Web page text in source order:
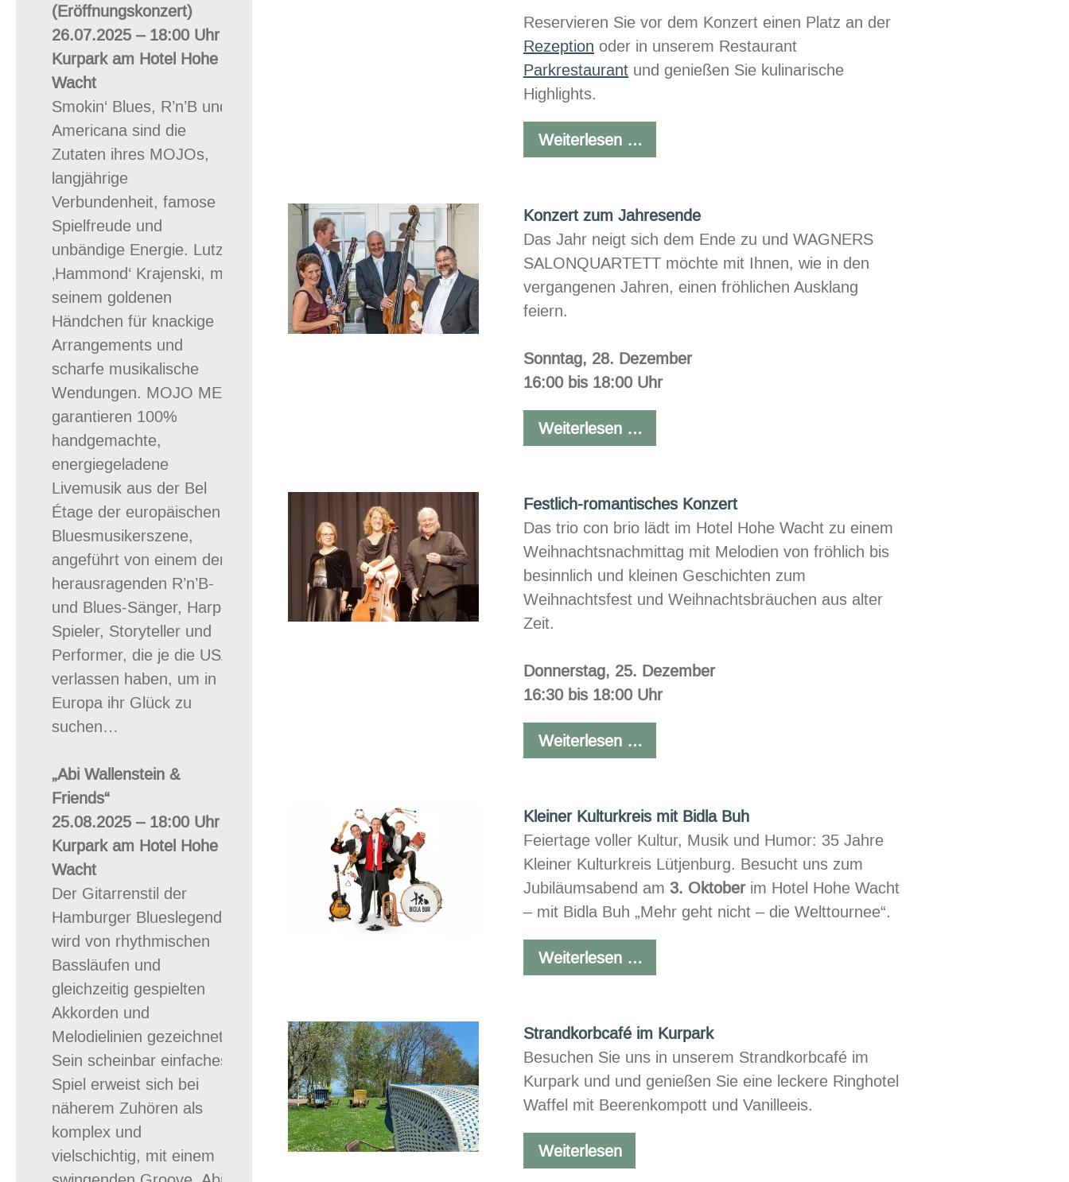
(Eröffnungskonzert)
26.07.2025 – 18:00 Uhr –
Kurpark am Hotel Hohe
Wacht
Smokin‘ Blues, R’n’B und
Americana sind die
Zutaten ihres MOJOs,
langjährige
Verbundenheit, famose
Spielfreude und
unbändige Energie. Lutz
‚Hammond‘ Krajenski, mit
seinem goldenen
Händchen für knackige
Arrangements und
scharfe musikalische
Wendungen. MOJO MEN
garantieren 100%
handgemachte,
energiegeladene
Livemusik aus der Bel
Étage der europäischen
Bluesmusikerszene,
angeführt von einem der
herausragenden R’n’B-
und Blues-Sänger, Harp-
Spieler, Storyteller und
Performer, die je die USA
verlassen haben, um in
Europa ihr Glück zu
suchen…
„Abi Wallenstein &
Friends“
25.08.2025 – 18:00 Uhr –
Kurpark am Hotel Hohe
Wacht
Der Gitarrenstil der
Hamburger Blueslegende
wird von rhythmischen
Bassläufen und
gleichzeitig gespielten
Akkorden und
Melodielinien gezeichnet.
Sein scheinbar einfaches
Spiel erweist sich bei
näherem Zuhören als
komplex und
vielschichtig, mit einem
Reservieren Sie vor dem Konzert einen Platz an der
Rezeption oder in unserem Restaurant
Parkrestaurantund genießen Sie kulinarische
Highlights.
Weiterlesen …
at
Konzert zum Jahresende
Das Jahr neigt sich dem Ende zu und WAGNERS
SALONQUARTETT möchte mit Ihnen, wie in den
vergangenen Jahren, einen fröhlichen Ausklang
feiern.
Sonntag, 28. Dezember
16:00 bis 18:00 Uhr
Weiterlesen …
zum
Festlich-romantisches Konzert
Das trio con briolädt im Hotel Hohe Wacht zu einem
Weihnachtsnachmittag mit Melodien von fröhlich bis
besinnlich und kleinen Geschichten zum
Weihnachtsfest und Weihnachtsbräuchen aus alter
Zeit.
Donnerstag, 25. Dezember
16:30 bis 18:00 Uhr
Weiterlesen …
romantisches
Kleiner Kulturkreis mit Bidla Buh
Feiertage voller Kultur, Musik und Humor: 35 Jahre
Kleiner Kulturkreis Lütjenburg. Besucht uns zum
Jubiläumsabend am 3. Oktoberim Hotel Hohe Wacht
– mit Bidla Buh „Mehr geht nicht – die Welttournee“.
Weiterlesen …
Kulturkreis
Bidla
Buh
Strandkorbcafé im Kurpark
Besuchen Sie uns in unserem Strandkorbcafé im
Kurpark und und genießen Sie eine leckere Ringhotel
Waffel mit Beerenkompott und Vanilleeis.
WeiterlesenStrandkorbcafé
im